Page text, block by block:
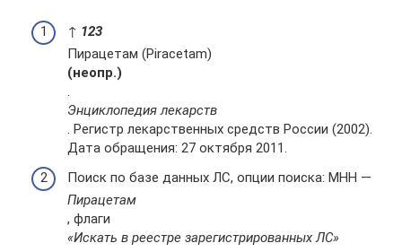
↑ 123
Пирацетам (Piracetam)
(неопр.)
.
Энциклопедия лекарств
. Регистр лекарственных средств России (2002).
Дата обращения: 27 октября 2011.
Поиск по базе данных ЛС, опции поиска: МНН —
Пирацетам
, флаги
«Искать в реестре зарегистрированных ЛС»